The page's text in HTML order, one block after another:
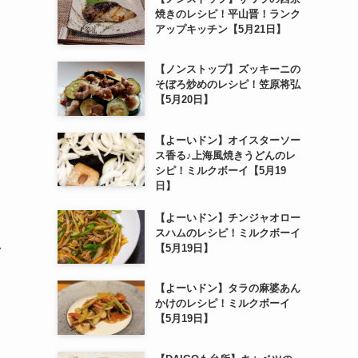
焼きのレシピ！平山晋！ランク
アップキッチン【5月21日】
【ノンストップ】ズッキーニの
そぼろ炒めのレシピ！笠原将弘
【5月20日】
【よーいドン】オイスターソー
ス香る♪上海風焼きうどんのレ
シピ！ミルクボーイ【5月19
日】
【よーいドン】チンジャオロー
スハムのレシピ！ミルクボーイ
【5月19日】
【よーいドン】タラの麻婆あん
かけのレシピ！ミルクボーイ
【5月19日】